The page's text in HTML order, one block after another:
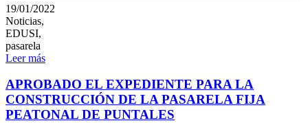
19/01/2022
Noticias,
EDUSI,
pasarela
Leer más
APROBADO EL EXPEDIENTE PARA LA
CONSTRUCCIÓN DE LA PASARELA FIJA
PEATONAL DE PUNTALES